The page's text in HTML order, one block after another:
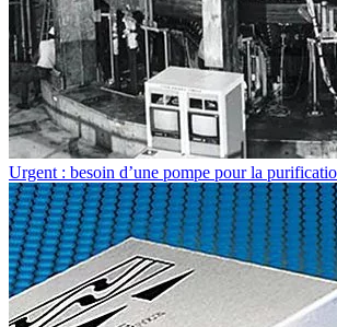
Urgent : besoin d’une pompe pour la